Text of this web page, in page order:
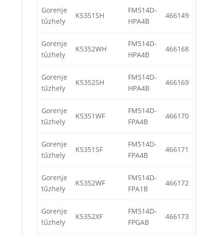
Gorenje
tűzhely
K5351SH
FM514D-
HPA4B
466149
Gorenje
tűzhely
K5352WH
FM514D-
HPA4B
466168
Gorenje
tűzhely
K5352SH
FM514D-
HPA4B
466169
Gorenje
tűzhely
K5351WF
FM514D-
FPA4B
466170
Gorenje
tűzhely
K5351SF
FM514D-
FPA4B
466171
Gorenje
tűzhely
K5352WF
FM514D-
FPA1B
466172
Gorenje
tűzhely
K5352XF
FM514D-
FPGAB
466173